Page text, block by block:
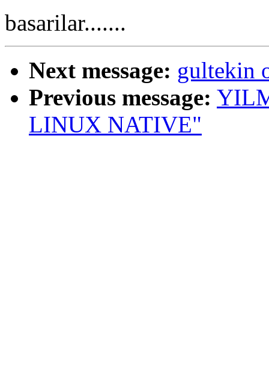
basarilar.......
Next message: gultekin
Previous message:
LINUX NATIVE"